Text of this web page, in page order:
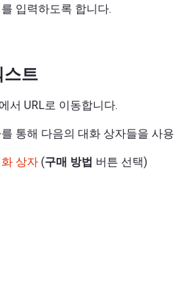
입력하도록 합니다.
스트
서 URL로 이동합니다.
통해 다음의 대화 상자들을 사용
상자 (구매 방법 버튼 선택)